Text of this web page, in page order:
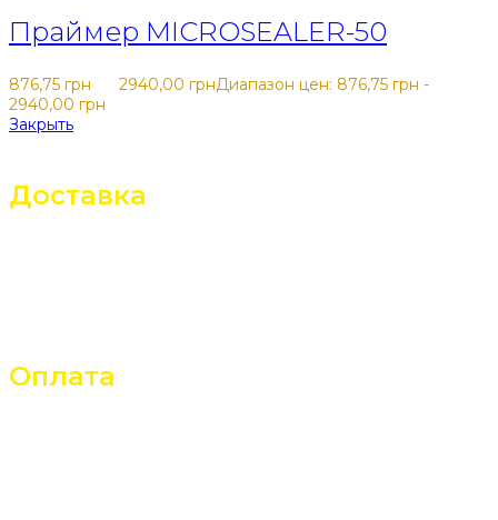
Праймер MICROSEALER-50
876,75 грн 2940,00 грнДиапазон цен: 876,75 грн -
2940,00 грн
Закрыть
Доставка
Оплата